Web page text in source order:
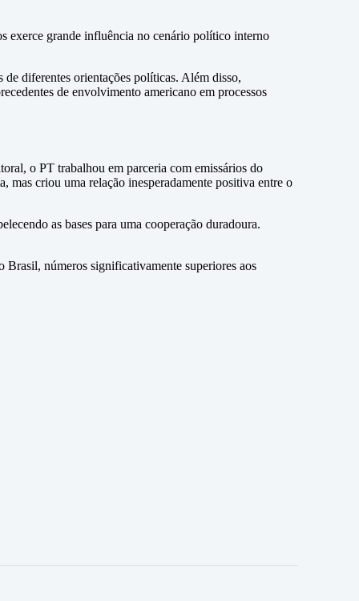
exerce grande influência no cenário político interno
diferentes orientações políticas. Além disso,
de envolvimento americano em processos
o PT trabalhou em parceria com emissários do
criou uma relação inesperadamente positiva entre o
as bases para uma cooperação duradoura.
números significativamente superiores aos